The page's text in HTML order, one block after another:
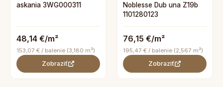
askania 3WG000311
48,14 €/m²
153,07 € / balenie (3,180 m²)
Zobraziť
Noblesse Dub una Z19b
1101280123
76,15 €/m²
195,47 € / balenie (2,567 m²)
Zobraziť